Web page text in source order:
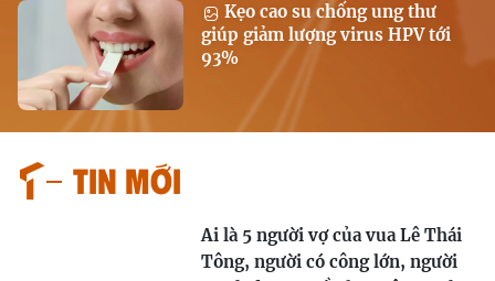
Kẹo cao su chống ung thư
giúp giảm lượng virus HPV tới
93%
Tin mới
Ai là 5 người vợ của vua Lê Thái
Tông, người có công lớn, người